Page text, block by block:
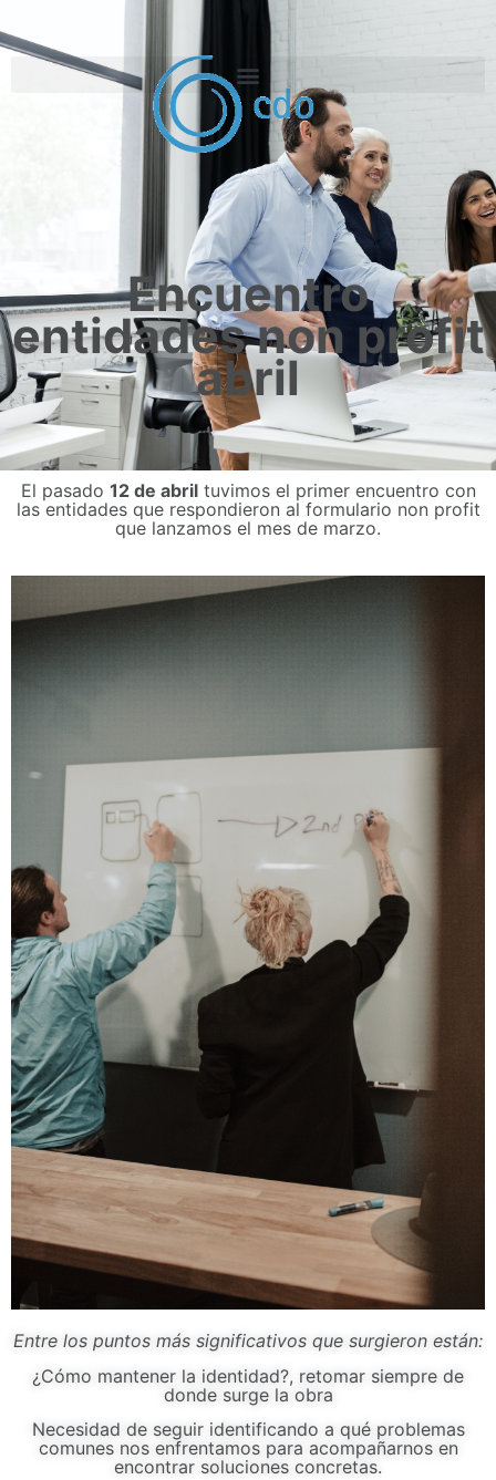
Encuentro
entidades non profit
abril
El pasado 12 de abriltuvimos el primer encuentro con
las entidades que respondieron al formulario non profit
que lanzamos el mes de marzo.
Entre los puntos más significativos que surgieron están:
¿Cómo mantener la identidad?, retomar siempre de
donde surge la obra
Necesidad de seguir identificando a qué problemas
comunes nos enfrentamos para acompañarnos en
encontrar soluciones concretas.